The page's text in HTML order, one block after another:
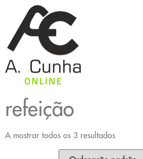
refeição
A mostrar todos os 3 resultados